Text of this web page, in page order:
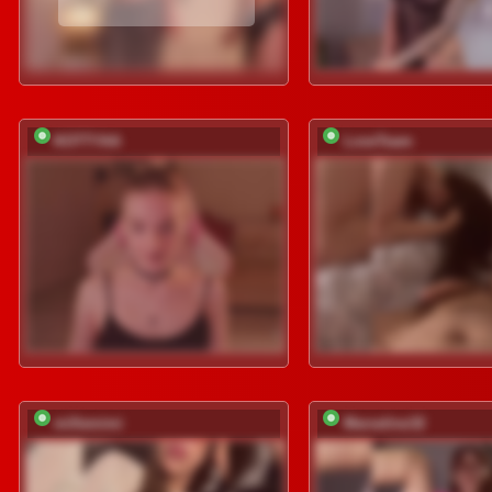
LoveTeam
millemimi Marseline32